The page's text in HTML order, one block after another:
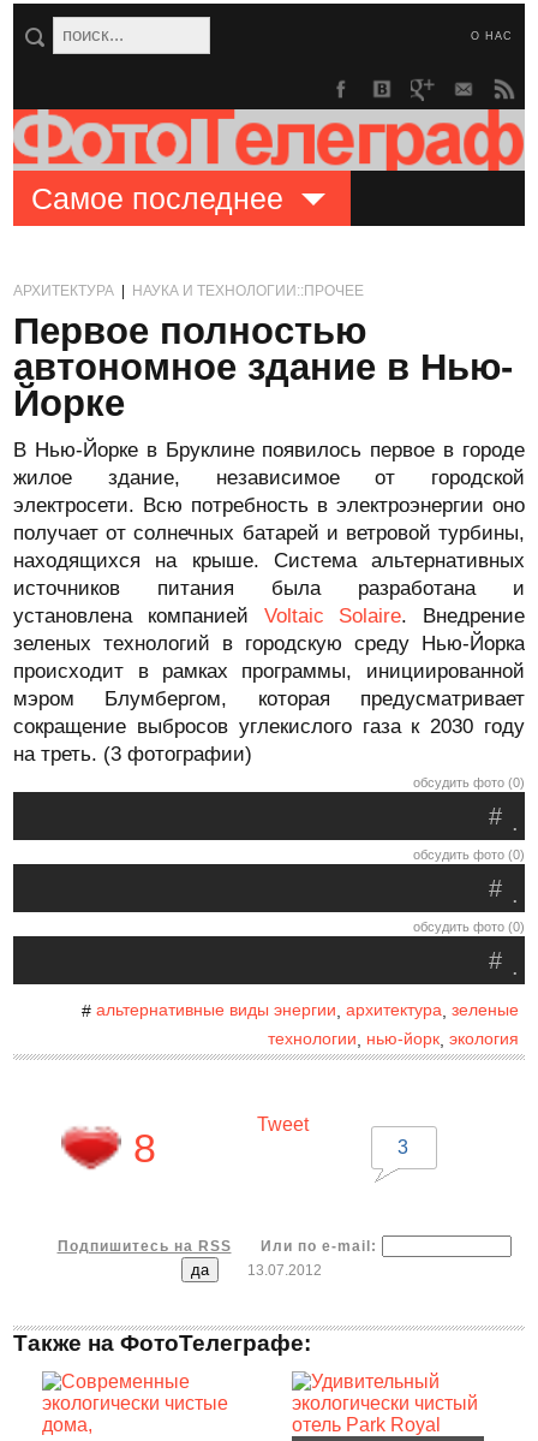
О НАС
Самое последнее
АРХИТЕКТУРА НАУКА И ТЕХНОЛОГИИ::ПРОЧЕЕ
Первое полностью
автономное здание в Нью-
Йорке
В Нью-Йорке в Бруклине появилось первое в городе
жилое здание, независимое от городской
электросети. Всю потребность в электроэнергии оно
получает от солнечных батарей и ветровой турбины,
находящихся на крыше. Система альтернативных
источников питания была разработана и
установлена компанией Voltaic Solaire. Внедрение
зеленых технологий в городскую среду Нью-Йорка
происходит в рамках программы, инициированной
мэром Блумбергом, которая предусматривает
сокращение выбросов углекислого газа к 2030 году
на треть. (3 фотографии)
обсудить фото (0)
.
#
обсудить фото (0)
.
#
обсудить фото (0)
.
#
# альтернативные виды энергии архитектура, зеленые
технологии
нью-йорк, экология
8
Tweet
3
Подпишитесь на RSS
Или по e-mail:
13.07.2012
Также на ФотоТелеграфе: